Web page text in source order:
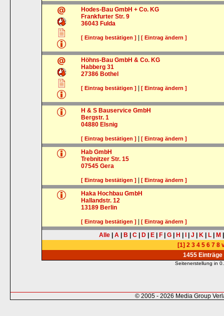
Hodes-Bau GmbH + Co. KG
Frankfurter Str. 9
36043 Fulda
[ Eintrag bestätigen ] |[ Eintrag ändern ]
Höhns-Bau GmbH & Co. KG
Habberg 31
27386 Bothel
[ Eintrag bestätigen ] |[ Eintrag ändern ]
H & S Bauservice GmbH
Bergstr. 1
04880 Elsnig
[ Eintrag bestätigen ] |[ Eintrag ändern ]
Hab GmbH
Trebnitzer Str. 15
07545 Gera
[ Eintrag bestätigen ] |[ Eintrag ändern ]
Haka Hochbau GmbH
Hallandstr. 12
13189 Berlin
[ Eintrag bestätigen ] |[ Eintrag ändern ]
Alle A B C D E F G H J K L M
[1] 2 3 4 5 6 7 8
1455 Einträge
Seitenerstellung in
© 2005 - 2026 Media Group